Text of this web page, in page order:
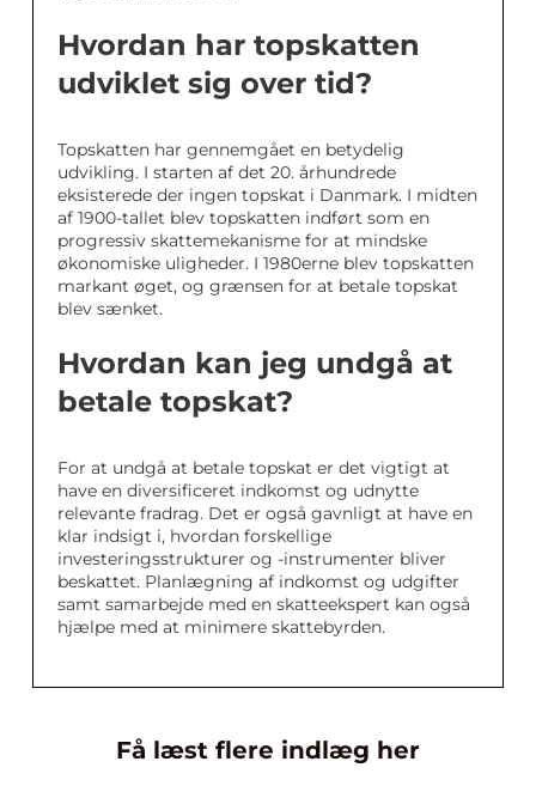
Hvordan har topskatten
udviklet sig over tid?
Topskatten har gennemgået en betydelig
udvikling. I starten af det 20. århundrede
eksisterede der ingen topskat i Danmark. I midten
af 1900-tallet blev topskatten indført som en
progressiv skattemekanisme for at mindske
økonomiske uligheder. I 1980erne blev topskatten
markant øget, og grænsen for at betale topskat
blev sænket.
Hvordan kan jeg undgå at
betale topskat?
For at undgå at betale topskat er det vigtigt at
have en diversificeret indkomst og udnytte
relevante fradrag. Det er også gavnligt at have en
klar indsigt i, hvordan forskellige
investeringsstrukturer og -instrumenter bliver
beskattet. Planlægning af indkomst og udgifter
samt samarbejde med en skatteekspert kan også
hjælpe med at minimere skattebyrden.
Få læst flere indlæg her